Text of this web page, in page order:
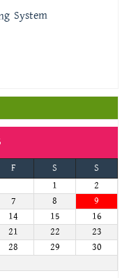
System
F S
S
1
2
7 8
9
14 15
16
21 22
23
28 29
30